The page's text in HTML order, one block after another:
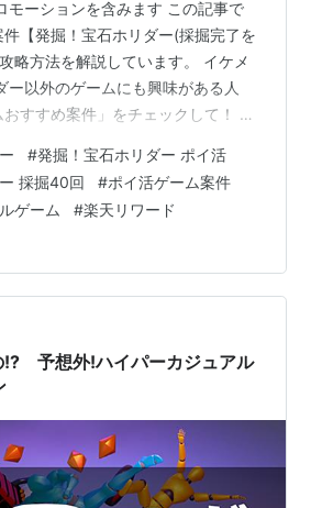
モーションを含みます この記事で
【発掘！宝石ホリダー(採掘完了を
略方法を解説しています。 イケメ
ー以外のゲームにも興味がある人
すすめ案件」をチェックして！ ■
定しています 2025年3月時点のプレ
発掘！宝石ホリダーってどんなゲー
ダー(採掘完了を通算40回達成)のポ
採掘について 採掘完了を通算40回
宝石ホリダー(採掘完了を通算40回
#発掘！宝石ホリダー ポイ活
採掘40回 #ポイ活ゲーム案件
ゲーム #楽天リワード
!? 予想外!ハイパーカジュアル